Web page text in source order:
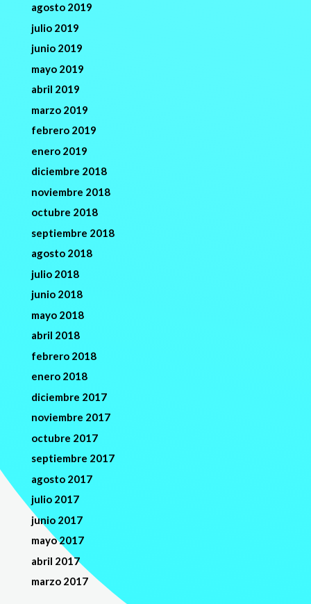
agosto 2019
julio 2019
junio 2019
mayo 2019
abril 2019
marzo 2019
febrero 2019
enero 2019
diciembre 2018
noviembre 2018
octubre 2018
septiembre 2018
agosto 2018
julio 2018
junio 2018
mayo 2018
abril 2018
febrero 2018
enero 2018
diciembre 2017
noviembre 2017
octubre 2017
septiembre 2017
agosto 2017
julio 2017
junio 2017
mayo 2017
abril 2017
marzo 2017